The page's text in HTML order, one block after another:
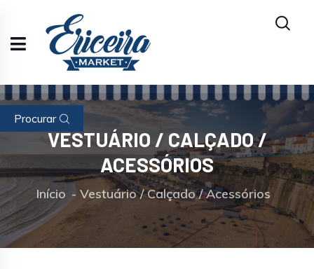
VESTUÁRIO / CALÇADO /
ACESSÓRIOS
Início Vestuário / Calçado / Acessórios
Procurar